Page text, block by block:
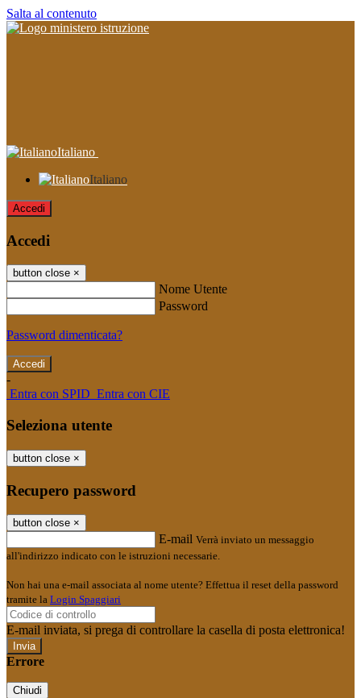
Salta al contenuto
Italiano
Italiano
Accedi
Accedi
button close ×
Nome Utente
Password
Password dimenticata?
-
Entra con SPID Entra con CIE
Seleziona utente
button close ×
Recupero password
button close ×
E-mail Verrà inviato un messaggio
all'indirizzo indicato con le istruzioni necessarie.
Non hai una e-mail associata al nome utente? Effettua il reset della password
tramite la Login Spaggiari
E-mail inviata, si prega di controllare la casella di posta elettronica!
Errore
Chiudi